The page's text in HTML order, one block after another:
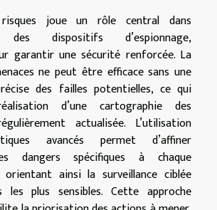
risques joue un rôle central dans
des dispositifs d’espionnage,
garantir une sécurité renforcée. La
ne peut être efficace sans une
des failles potentielles, ce qui
d’une cartographie des
actualisée. L’utilisation
avancés permet d’affiner
dangers spécifiques à chaque
orientant ainsi la surveillance ciblée
les plus sensibles. Cette approche